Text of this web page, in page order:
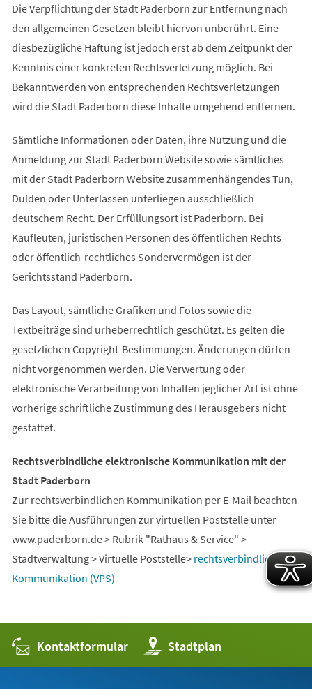
Die Verpflichtung der Stadt Paderborn zur Entfernung nach
den allgemeinen Gesetzen bleibt hiervon unberührt. Eine
diesbezügliche Haftung ist jedoch erst ab dem Zeitpunkt der
Kenntnis einer konkreten Rechtsverletzung möglich. Bei
Bekanntwerden von entsprechenden Rechtsverletzungen
wird die Stadt Paderborn diese Inhalte umgehend entfernen.
Sämtliche Informationen oder Daten, ihre Nutzung und die
Anmeldung zur Stadt Paderborn Website sowie sämtliches
mit der Stadt Paderborn Website zusammenhängendes Tun,
Dulden oder Unterlassen unterliegen ausschließlich
deutschem Recht. Der Erfüllungsort ist Paderborn. Bei
Kaufleuten, juristischen Personen des öffentlichen Rechts
oder öffentlich-rechtliches Sondervermögen ist der
Gerichtsstand Paderborn.
Das Layout, sämtliche Grafiken und Fotos sowie die
Textbeiträge sind urheberrechtlich geschützt. Es gelten die
gesetzlichen Copyright-Bestimmungen. Änderungen dürfen
nicht vorgenommen werden. Die Verwertung oder
elektronische Verarbeitung von Inhalten jeglicher Art ist ohne
vorherige schriftliche Zustimmung des Herausgebers nicht
gestattet.
Rechtsverbindliche elektronische Kommunikation mit der
Stadt Paderborn
Zur rechtsverbindlichen Kommunikation per E-Mail beachten
Sie bitte die Ausführungen zur virtuellen Poststelle unter
www.paderborn.de > Rubrik "Rathaus & Service" >
Stadtverwaltung > Virtuelle Poststelle> rechtsverbindliche
Kommunikation (VPS)
(Öffnet
neuen
Tab)
Kontaktformular Stadtplan
(Öffnet
in
einem